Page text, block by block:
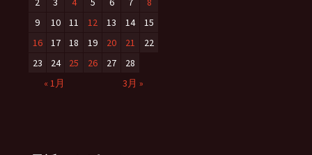
9
10 11 12 13 14
15
16
17 18 19 20 21
22
23
24 25 26 27
28
« 1月
3月 »